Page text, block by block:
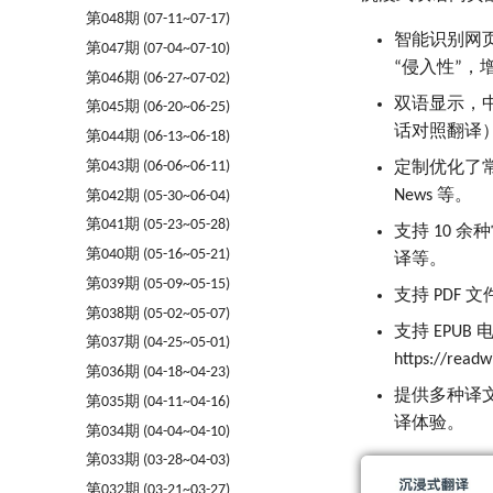
第048期 (07-11~07-17)
第047期 (07-04~07-10)
第046期 (06-27~07-02)
第045期 (06-20~06-25)
第044期 (06-13~06-18)
第043期 (06-06~06-11)
第042期 (05-30~06-04)
第041期 (05-23~05-28)
第040期 (05-16~05-21)
第039期 (05-09~05-15)
第038期 (05-02~05-07)
第037期 (04-25~05-01)
第036期 (04-18~04-23)
第035期 (04-11~04-16)
第034期 (04-04~04-10)
第033期 (03-28~04-03)
智能识别网
“侵入性”，
双语显示，
话对照翻译
定制优化了
News 等。
支持 10 余
译等。
支持 PDF 文
支持 EPUB
https://
提供多种译
译体验。